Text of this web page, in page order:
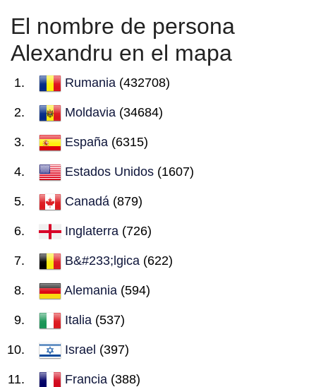
El nombre de persona
Alexandru en el mapa
Rumania (432708)
Moldavia (34684)
España (6315)
Estados Unidos (1607)
Canadá (879)
Inglaterra (726)
B&#233;lgica (622)
Alemania (594)
Italia (537)
Israel (397)
Francia (388)